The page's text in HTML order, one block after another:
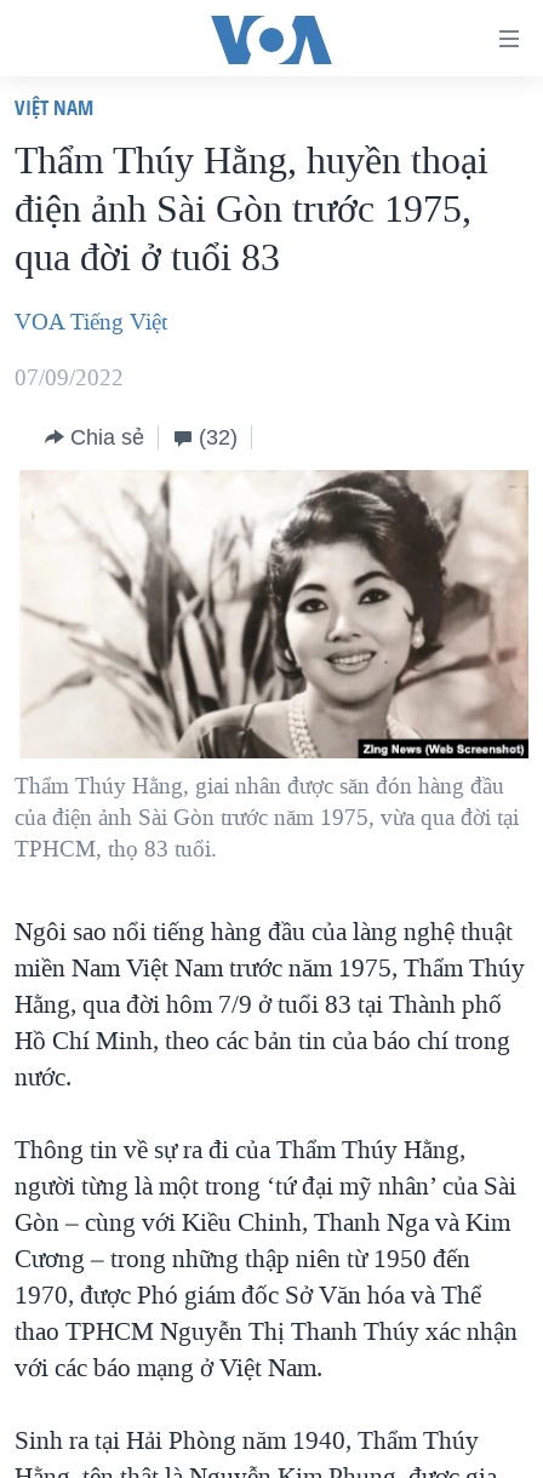
truy
cập
Tới
nội
dung
chính
điều
hướng
chính
VIỆT NAM
HOA KỲ
BIỂN ĐÔNG
THẾ GIỚI
DIỄN ĐÀN
MỤC
TỰ DO BÁO CHÍ
VẠCH TRẦN TIN GIẢ
NGƯỜI VIỆT HẢI NGOẠI
ĐỜI SỐNG
KINH TẾ
KHOA HỌC
VĂN HOÁ
THỂ THAO
CHUYÊN ĐỀ
CHIẾN TRANH THƯƠNG MẠI CỦA MỸ: QUÁ KHỨ VÀ HIỆN
HÀNH TRÌNH BẦU CỬ 2024
MỘT NĂM CHIẾN TRANH TẠI DẢI GAZA
GIẢI MÃ VÀNH ĐAI & CON ĐƯỜNG
NGÀY TỊ NẠN THẾ GIỚI
GROUND ZERO – XƯA VÀ NAY
CHI PHÍ CHIẾN TRANH AFGHANISTAN
THƯỢNG ĐỈNH TRUMP-KIM TẠI VIỆT NAM
TRỊNH VĨNH BÌNH VS. CHÍNH PHỦ VIỆT NAM
NGƯ DÂN VIỆT VÀ LÀN SÓNG TRỘM HẢI SÂM
BÊN KIA QUỐC LỘ: TIẾNG VỌNG TỪ NÔNG THÔN MỸ
HỌC TIẾNG ANH
NGHE
MẠNG XÃ HỘI
Ngôn ngữ khác
VIỆT NAM
Thẩm Thúy Hằng, huyền thoại
điện ảnh Sài Gòn trước 1975,
qua đời ở tuổi 83
VOA Tiếng Việt
07/09/2022
Chia sẻ (32)
Thẩm Thúy Hằng, giai nhân được săn đón hàng đầu
của điện ảnh Sài Gòn trước năm 1975, vừa qua đời tại
TPHCM, thọ 83 tuổi.
Ngôi sao nổi tiếng hàng đầu của làng nghệ thuật
miền Nam Việt Nam trước năm 1975, Thẩm Thúy
Hằng, qua đời hôm 7/9 ở tuổi 83 tại Thành phố
Hồ Chí Minh, theo các bản tin của báo chí trong
nước.
Thông tin về sự ra đi của Thẩm Thúy Hằng,
người từng là một trong ‘tứ đại mỹ nhân’ của Sài
Gòn – cùng với Kiều Chinh, Thanh Nga và Kim
Cương – trong những thập niên từ 1950 đến
1970, được Phó giám đốc Sở Văn hóa và Thể
thao TPHCM Nguyễn Thị Thanh Thúy xác nhận
với các báo mạng ở Việt Nam.
Sinh ra tại Hải Phòng năm 1940, Thẩm Thúy